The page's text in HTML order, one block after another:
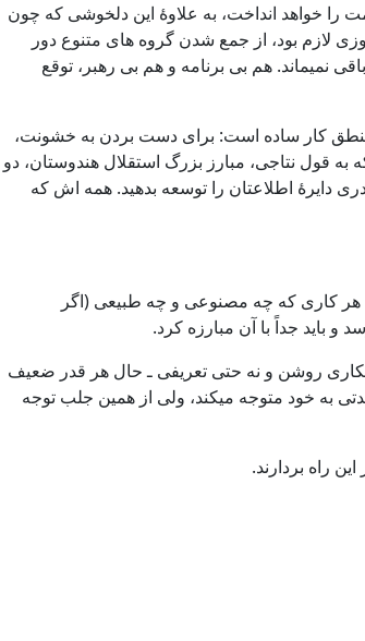
را خواهد انداخت، به علاوۀ این دلخوشی که چون
لازم بود، از جمع شدن گروه های متنوع دور
نمیماند. هم بی برنامه و هم بی رهبر، توقع
کار ساده است: برای دست بردن به خشونت،
به قول نتاجی، مبارز بزرگ استقلال هندوستان، دو
دایرۀ اطلاعتان را توسعه بدهید. همه اش که
هر کاری که چه مصنوعی و چه طبیعی (اگر
باید جداً با آن مبارزه کرد.
روشن و نه حتی تعریفی ـ حال هر قدر ضعیف
به خود متوجه میکند، ولی از همین جلب توجه
راه بردارند.